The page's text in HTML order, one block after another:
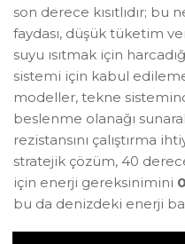
son derece kısıtlıdır;
faydası, düşük tüketim
suyu ısıtmak için
sistemi için kabul
modeller, tekne
beslenme olanağı
rezistansını çalıştırma
stratejik çözüm, 40
için enerji gereksinimini
bu da denizdeki enerji